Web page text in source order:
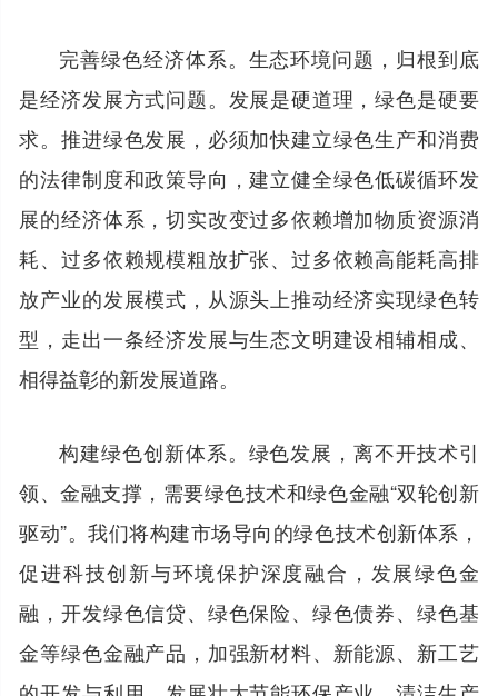
完善绿色经济体系。生态环境问题，归根到底
是经济发展方式问题。发展是硬道理，绿色是硬要
求。推进绿色发展，必须加快建立绿色生产和消费
的法律制度和政策导向，建立健全绿色低碳循环发
展的经济体系，切实改变过多依赖增加物质资源消
耗、过多依赖规模粗放扩张、过多依赖高能耗高排
放产业的发展模式，从源头上推动经济实现绿色转
型，走出一条经济发展与生态文明建设相辅相成、
相得益彰的新发展道路。
构建绿色创新体系。绿色发展，离不开技术引
领、金融支撑，需要绿色技术和绿色金融“双轮创新
驱动”。我们将构建市场导向的绿色技术创新体系，
促进科技创新与环境保护深度融合，发展绿色金
融，开发绿色信贷、绿色保险、绿色债券、绿色基
金等绿色金融产品，加强新材料、新能源、新工艺